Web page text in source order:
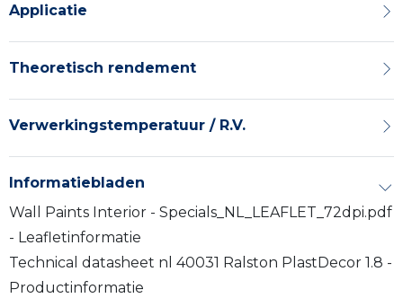
Applicatie
Theoretisch rendement
Verwerkingstemperatuur / R.V.
Informatiebladen
Wall Paints Interior - Specials_NL_LEAFLET_72dpi.pdf
- Leafletinformatie
Technical datasheet nl 40031 Ralston PlastDecor 1.8 -
Productinformatie